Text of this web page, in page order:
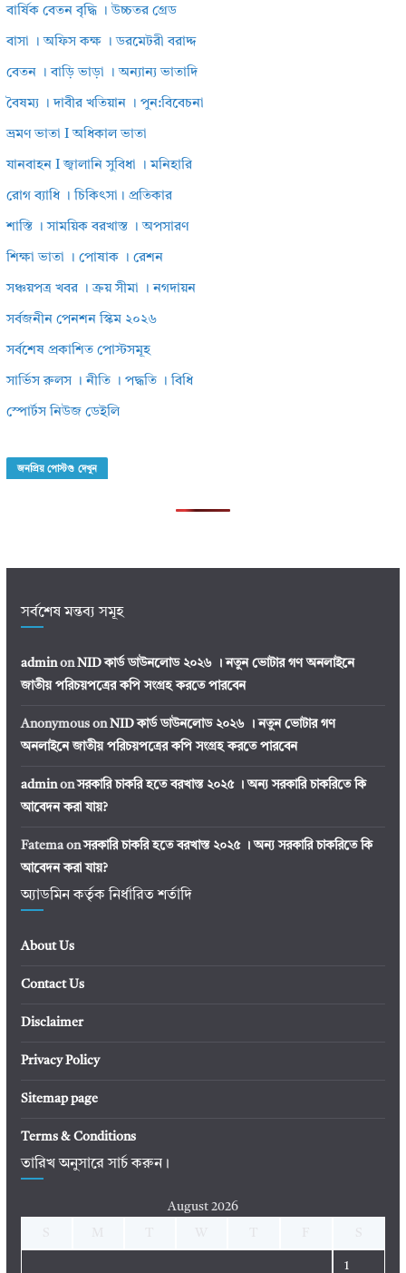
বার্ষিক বেতন বৃদ্ধি । উচ্চতর গ্রেড
বাসা । অফিস কক্ষ । ডরমেটরী বরাদ্দ
বেতন । বাড়ি ভাড়া । অন্যান্য ভাতাদি
বৈষম্য । দাবীর খতিয়ান । পুন:বিবেচনা
ভ্রমণ ভাতা I অধিকাল ভাতা
যানবাহন I জ্বালানি সুবিধা । মনিহারি
রোগ ব্যাধি । চিকিৎসা। প্রতিকার
শাস্তি । সাময়িক বরখাস্ত । অপসারণ
শিক্ষা ভাতা । পোষাক । রেশন
সঞ্চয়পত্র খবর । ক্রয় সীমা । নগদায়ন
সর্বজনীন পেনশন স্কিম ২০২৬
সর্বশেষ প্রকাশিত পোস্টসমূহ
সার্ভিস রুলস । নীতি । পদ্ধতি । বিধি
স্পোর্টস নিউজ ডেইলি
জনপ্রিয় পোস্টগু দেখুন
সর্বশেষ মন্তব্য সমূহ
adminonNID কার্ড ডাউনলোড ২০২৬ । নতুন ভোটার গণ অনলাইনে
জাতীয় পরিচয়পত্রের কপি সংগ্রহ করতে পারবেন
AnonymousonNID কার্ড ডাউনলোড ২০২৬ । নতুন ভোটার গণ
অনলাইনে জাতীয় পরিচয়পত্রের কপি সংগ্রহ করতে পারবেন
adminonসরকারি চাকরি হতে বরখাস্ত ২০২৫ । অন্য সরকারি চাকরিতে কি
আবেদন করা যায়?
Fatemaonসরকারি চাকরি হতে বরখাস্ত ২০২৫ । অন্য সরকারি চাকরিতে কি
আবেদন করা যায়?
অ্যাডমিন কর্তৃক নির্ধারিত শর্তাদি
About Us
Contact Us
Disclaimer
Privacy Policy
Sitemap page
Terms & Conditions
তারিখ অনুসারে সার্চ করুন।
August 2026
1